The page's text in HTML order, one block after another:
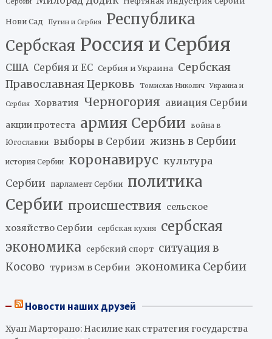
Нови Сад Путин и Сербия
Республика
Сербская Россия и Сербия
США Сербия и ЕС Сербия и Украина Сербская
Православная Церковь
Томислав Николич Украина и
Сербия Хорватия Черногория авиация Сербии
акции протеста армия Сербии
война в
Югославии
выборы в Сербии жизнь в Сербии
история Сербии коронавирус культура
Сербии
парламент Сербии политика
Сербии происшествия сельское
хозяйство Сербии
сербская кухня сербская
экономика сербский спорт ситуация в
Косово туризм в Сербии экономика Сербии
Новости наших друзей
Хуан Марторано: Насилие как стратегия государства